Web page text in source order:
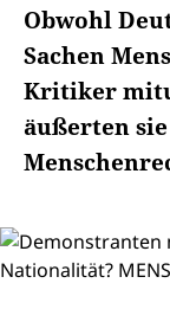
Obwohl
Sachen
Kritiker
äußerten